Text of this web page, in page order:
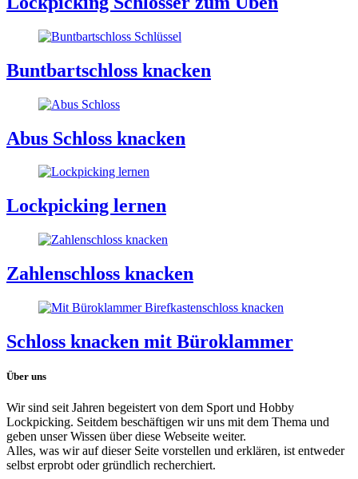
Buntbartschloss knacken
Abus Schloss knacken
Lockpicking lernen
Zahlenschloss knacken
Schloss knacken mit Büroklammer
Über uns
Wir sind seit Jahren begeistert von dem Sport und Hobby
Lockpicking. Seitdem beschäftigen wir uns mit dem Thema und
geben unser Wissen über diese Webseite weiter.
Alles, was wir auf dieser Seite vorstellen und erklären, ist entweder
selbst erprobt oder gründlich recherchiert.